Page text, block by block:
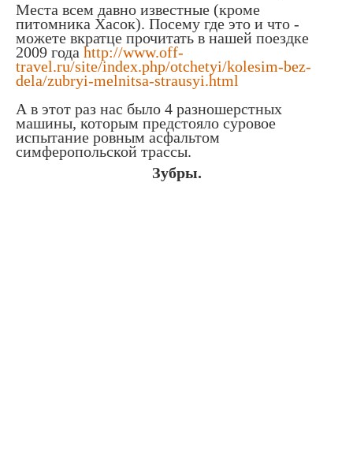
Места всем давно известные (кроме
питомника Хасок). Посему где это и что -
можете вкратце прочитать в нашей поездке
2009 года http://www.off-
travel.ru/site/index.php/otchetyi/kolesim-bez-
dela/zubryi-melnitsa-strausyi.html
А в этот раз нас было 4 разношерстных
машины, которым предстояло суровое
испытание ровным асфальтом
симферопольской трассы.
Зубры.